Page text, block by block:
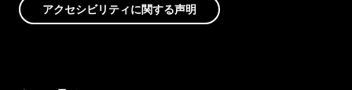
アクセシビリティに関する声明